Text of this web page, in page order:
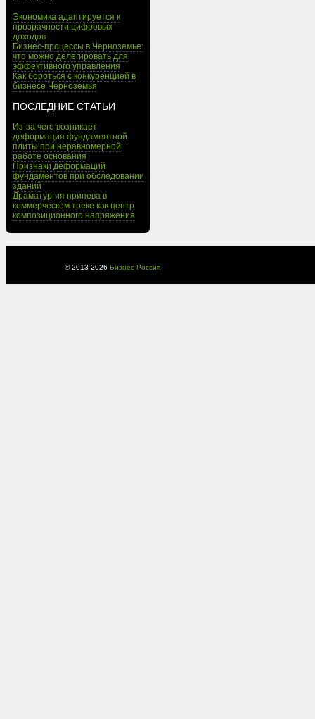
Экономика адаптируется к
прозрачности цифровых
доходов
Бизнес-процессы в Черноземье:
что можно делегировать для
эффективного управления
Как бороться с конкуренцией в
бизнесе Черноземья
ПОСЛЕДНИЕ СТАТЬИ
Из-за чего возникает
деформация фундаментной
плиты при неравномерной
работе основания
Признаки деформаций
фундаментов при обследовании
зданий
Драматургия припева в
коммерческом треке как центр
композиционного напряжения
© 2013-2026 Бизнес Россия